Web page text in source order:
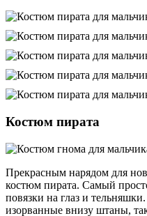
Костюм пирата
Прекрасным нарядом для
костюм пирата. Самый
повязки на глаз и
изорванные внизу штаны,